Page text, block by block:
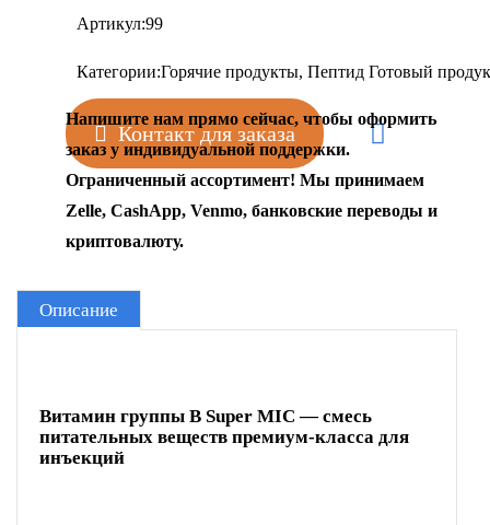
Артикул:99
Категории:Горячие продукты, Пептид Готовый
Контакт для заказа
Напишите нам прямо сейчас, чтобы оформить
заказ у индивидуальной поддержки.
Ограниченный ассортимент! Мы принимаем
Zelle, CashApp, Venmo, банковские переводы и
криптовалюту.
Описание
Витамин группы B Super MIC — смесь
питательных веществ премиум-класса для
инъекций